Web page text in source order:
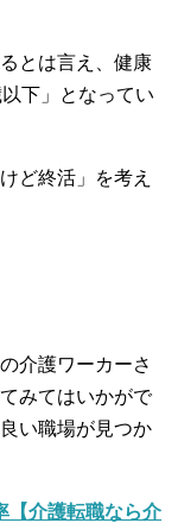
とは言え、健康
下」となってい
ど終活」を考え
介護ワーカーさ
みてはいかがで
い職場が見つか
【介護転職なら介